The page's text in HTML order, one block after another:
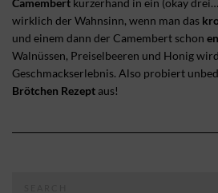
Camembert kurzerhand in ein (okay
wirklich der Wahnsinn, wenn man das
und einem dann der Camembert schon
Walnüssen, Preiselbeeren und Honig
Geschmackserlebnis. Also probiert
Brötchen Rezept aus!